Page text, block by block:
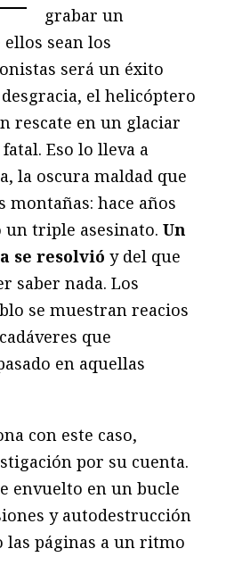
grabar un
sean los
será un éxito
el helicóptero
rescate en un glaciar
Eso lo lleva a
la oscura maldad que
montañas: hace años
un triple asesinato. Un
se resolvió y del que
saber nada. Los
se muestran reacios
que
en aquellas
con este caso,
por su cuenta.
envuelto en un bucle
y autodestrucción
las páginas a un ritmo